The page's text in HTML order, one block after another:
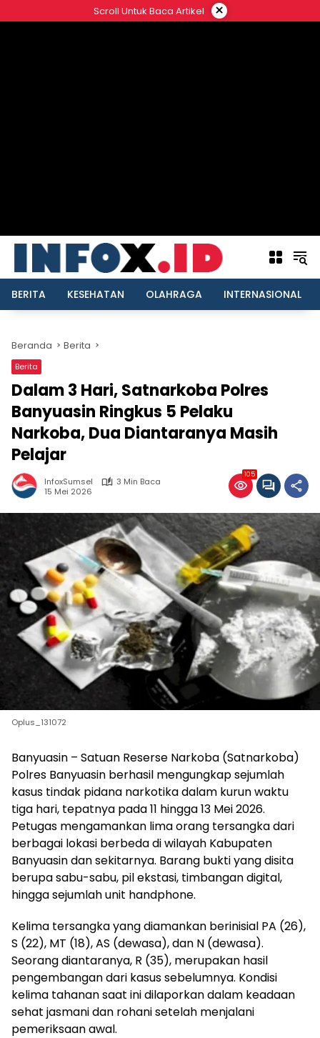
ke
Scroll Untuk Baca Artikel ×
BERITA KESEHATAN OLAHRAGA INTERNASIONAL
Beranda Berita
Berita
Dalam 3 Hari, Satnarkoba Polres
Banyuasin Ringkus 5 Pelaku
Narkoba, Dua Diantaranya Masih
Pelajar
InfoxSumsel
3 Min Baca
15 Mei 2026
105
Oplus_131072
Banyuasin – Satuan Reserse Narkoba (Satnarkoba)
Polres Banyuasin berhasil mengungkap sejumlah
kasus tindak pidana narkotika dalam kurun waktu
tiga hari, tepatnya pada 11 hingga 13 Mei 2026.
Petugas mengamankan lima orang tersangka dari
berbagai lokasi berbeda di wilayah Kabupaten
Banyuasin dan sekitarnya. Barang bukti yang disita
berupa sabu-sabu, pil ekstasi, timbangan digital,
hingga sejumlah unit handphone.
Kelima tersangka yang diamankan berinisial PA (26),
S (22), MT (18), AS (dewasa), dan N (dewasa).
Seorang diantaranya, R (35), merupakan hasil
pengembangan dari kasus sebelumnya. Kondisi
kelima tahanan saat ini dilaporkan dalam keadaan
sehat jasmani dan rohani setelah menjalani
pemeriksaan awal.